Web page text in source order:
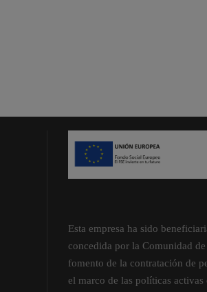
Esta empresa ha sido
concedida por la Comunidad
fomento de la contratación de
el marco de las políticas activas